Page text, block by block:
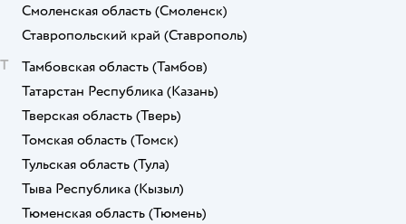
Смоленская область (Смоленск)
Ставропольский край (Ставрополь)
Т
Тамбовская область (Тамбов)
Татарстан Республика (Казань)
Тверская область (Тверь)
Томская область (Томск)
Тульская область (Тула)
Тыва Республика (Кызыл)
Тюменская область (Тюмень)